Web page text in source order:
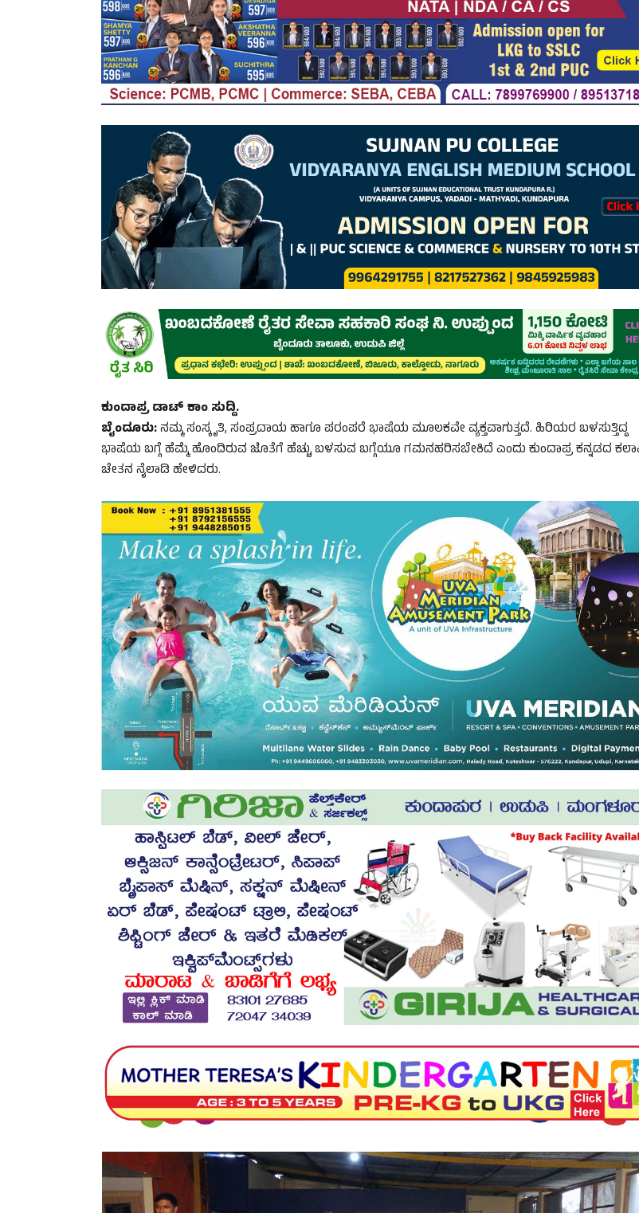
ಕುಂದಾಪ್ರ ಡಾಟ್ ಕಾಂ ಸುದ್ದಿ.
ಬೈಂದೂರು:ನಮ್ಮ ಸಂಸ್ಕೃತಿ, ಸಂಪ್ರದಾಯ ಹಾಗೂ ಪರಂಪರೆ ಭಾಷೆಯ ಮೂಲಕವೇ ವ್ಯಕ್ತವಾಗುತ್ತದೆ. ಹಿರಿಯರ ಬಳಸುತ್ತಿದ್ದ
ಭಾಷೆಯ ಬಗ್ಗೆ ಹೆಮ್ಮೆ ಹೊಂದಿರುವ ಜೊತೆಗೆ ಹೆಚ್ಚು ಬಳಸುವ ಬಗ್ಗೆಯೂ ಗಮನಹರಿಸಬೇಕಿದೆ ಎಂದು ಕುಂದಾಪ್ರ ಕನ್ನಡದ
ಚೇತನ ನೈಲಾಡಿ ಹೇಳಿದರು.